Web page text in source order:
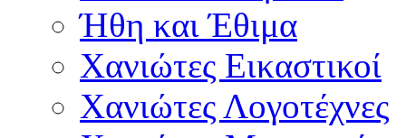
Ήθη και Έθιμα
Χανιώτες Εικαστικοί
Χανιώτες Λογοτέχνες